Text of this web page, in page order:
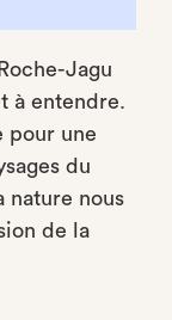
Jagu
à entendre.
pour une
du
nature nous
de la